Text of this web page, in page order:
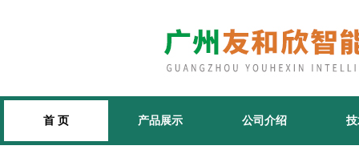
首 页 产品展示 公司介绍